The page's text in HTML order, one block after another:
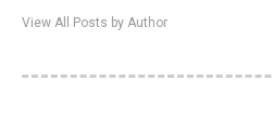
View All Posts by Author